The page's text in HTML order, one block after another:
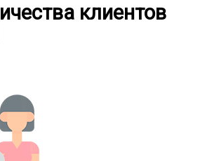
клиентов